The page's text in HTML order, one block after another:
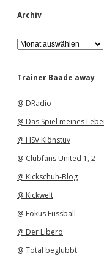
Archiv
A
r
h
Trainer Baade away
@ DRadio
@ Das Spiel meines
@ HSV Klönstuv
@ Clubfans United 1 , 2
@ Kickschuh-Blog
@ Kickwelt
@ Fokus Fussball
@ Der Libero
@ Total beglubbt